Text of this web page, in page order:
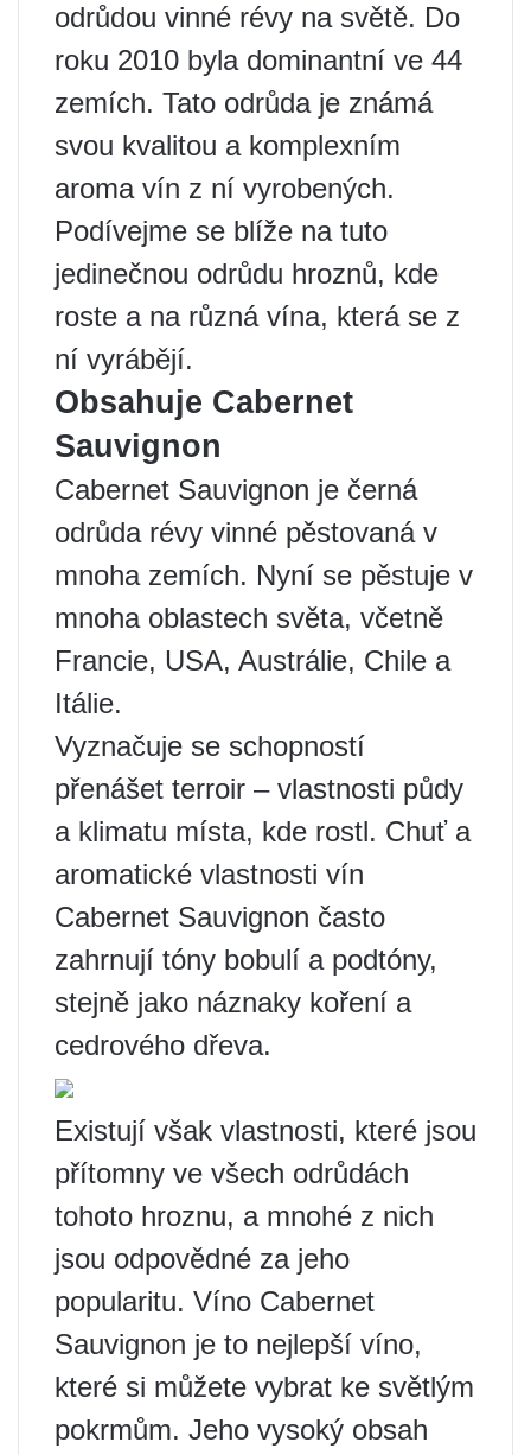
odrůdou vinné révy na světě. Do
roku 2010 byla dominantní ve 44
zemích. Tato odrůda je známá
svou kvalitou a komplexním
aroma vín z ní vyrobených.
Podívejme se blíže na tuto
jedinečnou odrůdu hroznů, kde
roste a na různá vína, která se z
ní vyrábějí.
Obsahuje Cabernet
Sauvignon
Cabernet Sauvignon je černá
odrůda révy vinné pěstovaná v
mnoha zemích. Nyní se pěstuje v
mnoha oblastech světa, včetně
Francie, USA, Austrálie, Chile a
Itálie.
Vyznačuje se schopností
přenášet terroir – vlastnosti půdy
a klimatu místa, kde rostl. Chuť a
aromatické vlastnosti vín
Cabernet Sauvignon často
zahrnují tóny bobulí a podtóny,
stejně jako náznaky koření a
cedrového dřeva.
Existují však vlastnosti, které jsou
přítomny ve všech odrůdách
tohoto hroznu, a mnohé z nich
jsou odpovědné za jeho
popularitu. Víno Cabernet
Sauvignon je to nejlepší víno,
které si můžete vybrat ke světlým
pokrmům. Jeho vysoký obsah